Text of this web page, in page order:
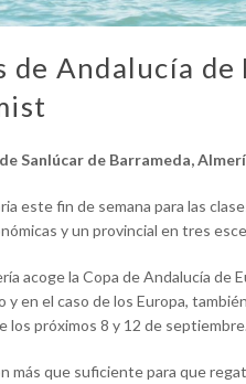
de Andalucía
Sanlúcar de Barrameda,
este fin de semana para las
y un provincial en tres
acoge la Copa de Andalucía de
y en el caso de los Europa,
los próximos 8 y 12 de septiembre.
más que suficiente para que